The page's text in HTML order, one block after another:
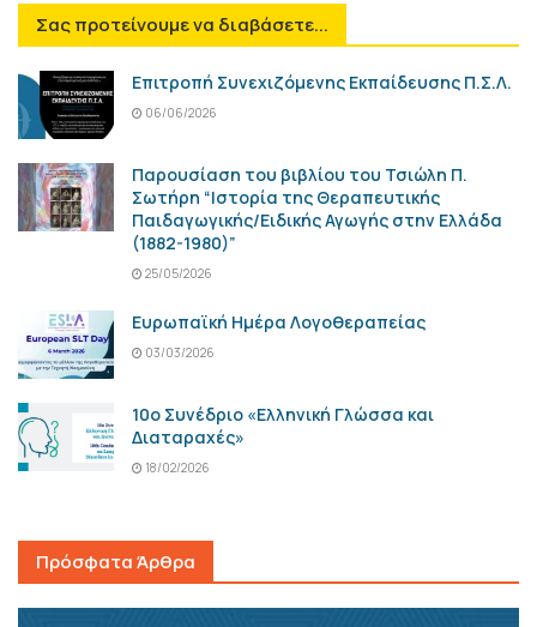
Σας προτείνουμε να διαβάσετε...
Επιτροπή Συνεχιζόμενης Εκπαίδευσης Π.Σ.Λ.
06/06/2026
Παρουσίαση του βιβλίου του Τσιώλη Π.
Σωτήρη “Ιστορία της Θεραπευτικής
Παιδαγωγικής/Ειδικής Αγωγής στην Ελλάδα
(1882-1980)”
25/05/2026
Ευρωπαϊκή Ημέρα Λογοθεραπείας
03/03/2026
10ο Συνέδριο «Ελληνική Γλώσσα και
Διαταραχές»
18/02/2026
Πρόσφατα Άρθρα